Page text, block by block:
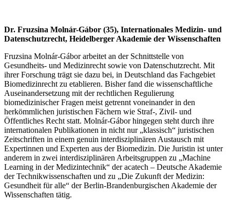
Dr. Fruzsina Molnár-Gábor (35), Internationales Medizin- und
Datenschutzrecht, Heidelberger Akademie der Wissenschaften
Fruzsina Molnár-Gábor arbeitet an der Schnittstelle von
Gesundheits- und Medizinrecht sowie von Datenschutzrecht. Mit
ihrer Forschung trägt sie dazu bei, in Deutschland das Fachgebiet
Biomedizinrecht zu etablieren. Bisher fand die wissenschaftliche
Auseinandersetzung mit der rechtlichen Regulierung
biomedizinischer Fragen meist getrennt voneinander in den
herkömmlichen juristischen Fächern wie Straf-, Zivil- und
Öffentliches Recht statt. Molnár-Gábor hingegen steht durch ihre
internationalen Publikationen in nicht nur „klassisch“ juristischen
Zeitschriften in einem genuin interdisziplinären Austausch mit
Expertinnen und Experten aus der Biomedizin. Die Juristin ist unter
anderem in zwei interdisziplinären Arbeitsgruppen zu „Machine
Learning in der Medizintechnik“ der acatech – Deutsche Akademie
der Technikwissenschaften und zu „Die Zukunft der Medizin:
Gesundheit für alle“ der Berlin-Brandenburgischen Akademie der
Wissenschaften tätig.